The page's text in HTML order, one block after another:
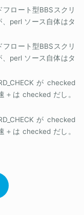
ロート型BBSスクリ
perl ソース自体はタ
ロート型BBSスクリ
perl ソース自体はタ
が checked
は checked だし。
が checked
は checked だし。